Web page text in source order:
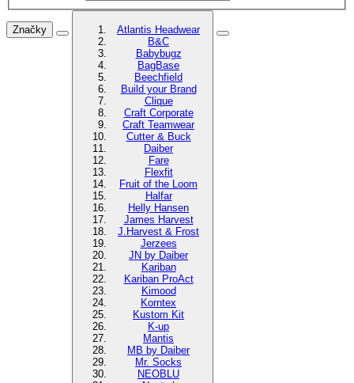
Značky
Atlantis Headwear
B&C
Babybugz
BagBase
Beechfield
Build your Brand
Clique
Craft Corporate
Craft Teamwear
Cutter & Buck
Daiber
Fare
Flexfit
Fruit of the Loom
Halfar
Helly Hansen
James Harvest
J.Harvest & Frost
Jerzees
JN by Daiber
Kariban
Kariban ProAct
Kimood
Korntex
Kustom Kit
K-up
Mantis
MB by Daiber
Mr. Socks
NEOBLU